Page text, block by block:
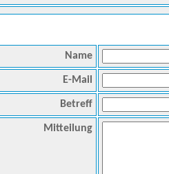
Name
E-Mail
Betreff
Mitteilung